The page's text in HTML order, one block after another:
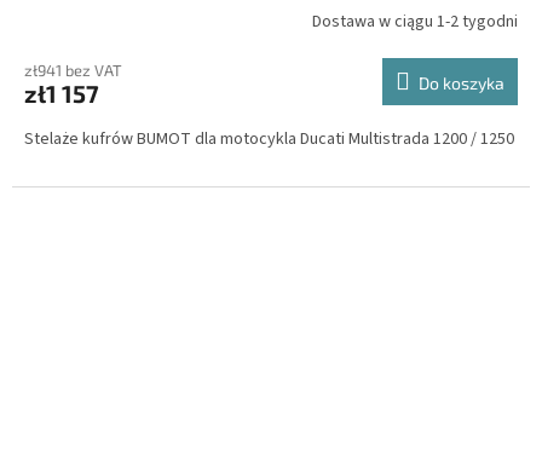
Dostawa w ciągu 1-2 tygodni
zł941 bez VAT
zł1 157 Do koszyka
Stelaże kufrów BUMOT dla motocykla Ducati Multistrada 1200 / 1250